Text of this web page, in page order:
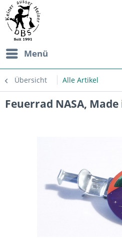
Menü
Übersicht Alle Artikel
Feuerrad NASA,